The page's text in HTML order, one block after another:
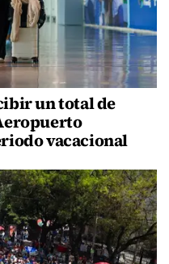
un total de
vacacional